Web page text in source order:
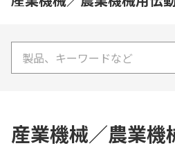
検索キーワード入力
産業機械／農業機